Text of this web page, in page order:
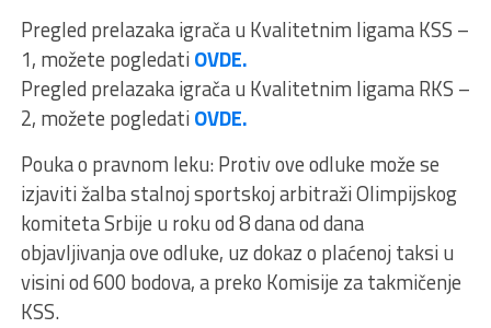
Pregled prelazaka igrača u Kvalitetnim ligama KSS –
1, možete pogledatiOVDE.
Pregled prelazaka igrača u Kvalitetnim ligama RKS –
2, možete pogledatiOVDE.
Pouka o pravnom leku: Protiv ove odluke može se
izjaviti žalba stalnoj sportskoj arbitraži Olimpijskog
komiteta Srbije u roku od 8 dana od dana
objavljivanja ove odluke, uz dokaz o plaćenoj taksi u
visini od 600 bodova, a preko Komisije za takmičenje
KSS.